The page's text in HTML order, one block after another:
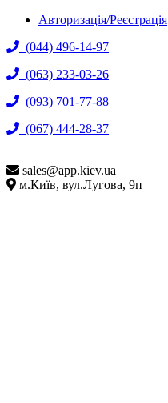
Авторизація/Реєстрація
(044) 496-14-97
(063) 233-03-26
(093) 701-77-88
(067) 444-28-37
sales@app.kiev.ua
м.Київ, вул.Лугова, 9п